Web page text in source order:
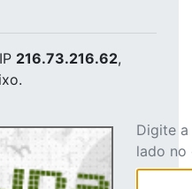
216.73.216.62,
Digite
lado no